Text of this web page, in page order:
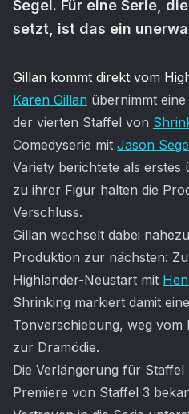
Segel. Für eine Serie,
setzt, ist das ein
Artikel-Inhalt
Gillan kommt direkt vom
Karen Gillan übernimmt
der vierten Staffel von
Comedyserie mit Jason
Variety berichtete als erstes
zu ihrer Figur halten die
Verschluss.
Gillan wechselt dabei
Produktion zur nächsten:
Highlander-Neustart mit
Shrinking markiert damit
Tonverschiebung, weg vom
zur Dramödie.
Die Verlängerung für
Premiere von Staffel 3